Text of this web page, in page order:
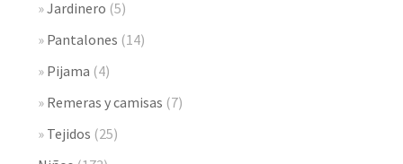
Jardinero (5)
Pantalones (14)
Pijama (4)
Remeras y camisas (7)
Tejidos (25)